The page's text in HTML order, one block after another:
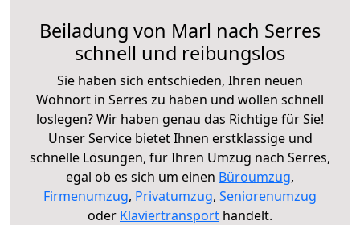
Beiladung von Marl nach Serres
schnell und reibungslos
Sie haben sich entschieden, Ihren neuen
Wohnort in Serres zu haben und wollen schnell
loslegen? Wir haben genau das Richtige für Sie!
Unser Service bietet Ihnen erstklassige und
schnelle Lösungen, für Ihren Umzug nach Serres,
egal ob es sich um einen Büroumzug,
Firmenumzug, Privatumzug, Seniorenumzug
oder Klaviertransport handelt.